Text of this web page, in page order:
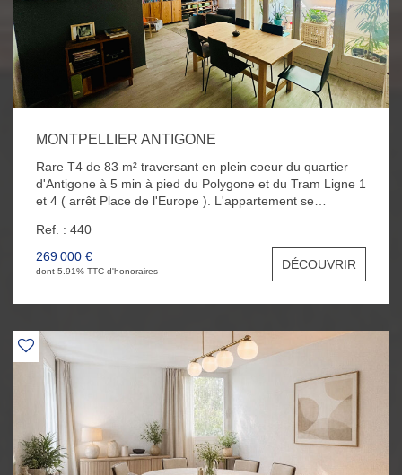
MONTPELLIER ANTIGONE
Rare T4 de 83 m² traversant en plein coeur du quartier
d'Antigone à 5 min à pied du Polygone et du Tram Ligne 1
et 4 ( arrêt Place de l'Europe ). L'appartement se
d'une cuisine indépendante équipée, de trois belles
chambres avec placards, d'une salle de bain et d'un WC.
Vous bénéficierez également d'une place de parking et
Ref. : 440
269 000 €
dont 5.91% TTC d'honoraires DÉCOUVRIR